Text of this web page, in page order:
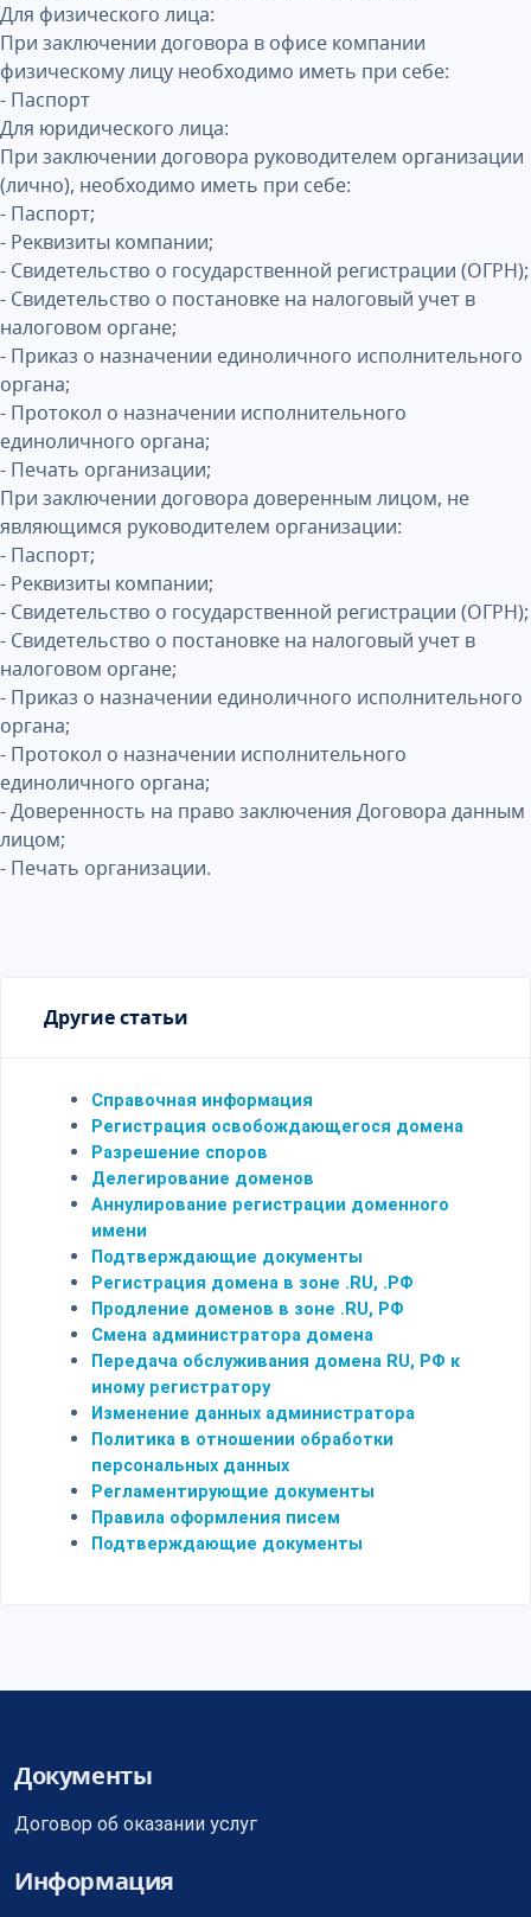
Для физического лица:
При заключении договора в офисе компании
физическому лицу необходимо иметь при себе:
- Паспорт
Для юридического лица:
При заключении договора руководителем организации
(лично), необходимо иметь при себе:
- Паспорт;
- Реквизиты компании;
- Свидетельство о государственной регистрации (ОГРН);
- Свидетельство о постановке на налоговый учет в
налоговом органе;
- Приказ о назначении единоличного исполнительного
органа;
- Протокол о назначении исполнительного
единоличного органа;
- Печать организации;
При заключении договора доверенным лицом, не
являющимся руководителем организации:
- Паспорт;
- Реквизиты компании;
- Свидетельство о государственной регистрации (ОГРН);
- Свидетельство о постановке на налоговый учет в
налоговом органе;
- Приказ о назначении единоличного исполнительного
органа;
- Протокол о назначении исполнительного
единоличного органа;
- Доверенность на право заключения Договора данным
лицом;
- Печать организации.
Другие статьи
Справочная информация
Регистрация освобождающегося домена
Разрешение споров
Делегирование доменов
Аннулирование регистрации доменного
имени
Подтверждающие документы
Регистрация домена в зоне .RU, .РФ
Продление доменов в зоне .RU, РФ
Смена администратора домена
Передача обслуживания домена RU, РФ к
иному регистратору
Изменение данных администратора
Политика в отношении обработки
персональных данных
Регламентирующие документы
Правила оформления писем
Подтверждающие документы
Документы
Договор об оказании услуг
Информация